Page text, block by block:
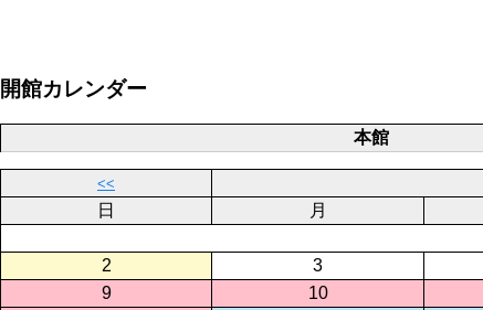
開館カレンダー
本館
<<
日
月
2 3
9
10